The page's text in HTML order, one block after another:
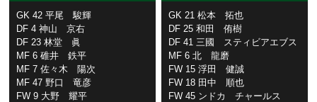
GK 42 平尾 駿輝
DF 4 神山 京右
DF 23 林堂 眞
MF 6 碓井 鉄平
MF 7 佐々木 陽次
MF 47 野口 竜彦
FW 9 大野 耀平
GK 21 松本 拓也
DF 25 和田 侑樹
DF 41 三國 スティビアエブス
MF 6 北 龍磨
FW 15 浮田 健誠
FW 18 田中 順也
FW 45 ンドカ チャールス